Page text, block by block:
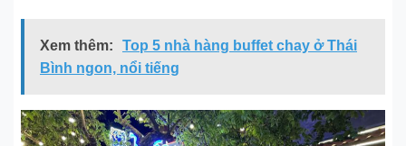
Xem thêm:
Top 5 nhà hàng buffet chay ở Thái
Bình ngon, nổi tiếng